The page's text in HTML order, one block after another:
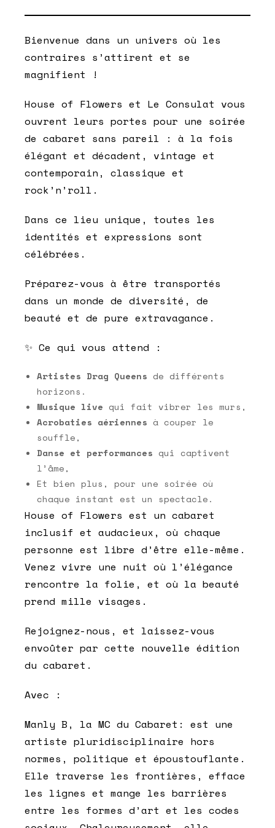
Bienvenue dans un univers où les
contraires s’attirent et se
magnifient !
House of Flowers et Le Consulat vous
ouvrent leurs portes pour une soirée
de cabaret sans pareil : à la fois
élégant et décadent, vintage et
contemporain, classique et
rock’n’roll .
Dans ce lieu unique, toutes les
identités et expressions sont
célébrées .
Préparez-vous à être transportés
dans un monde de diversité, de
beauté et de pure extravagance .
✨ Ce qui vous attend :
Artistes Drag Queens de différents
horizons.
Musique live qui fait vibrer les murs,
Acrobaties aériennes à couper le
souffle,
Danse et performances qui captivent
l’âme,
Et bien plus, pour une soirée où
chaque instant est un spectacle.
House of Flowers est un cabaret
inclusif et audacieux, où chaque
personne est libre d’être elle-même.
Venez vivre une nuit où l’élégance
rencontre la folie, et où la beauté
prend mille visages.
Rejoignez-nous, et laissez-vous
envoûter par cette nouvelle édition
du cabaret.
Avec :
Manly B, la MC du Cabaret: est une
artiste pluridisciplinaire hors
normes, politique et époustouflante.
Elle traverse les frontières, efface
les lignes et mange les barrières
entre les formes d’art et les codes